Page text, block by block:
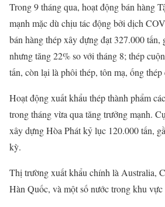
Trong 9 tháng qua, hoạt động bán hàng
mạnh mặc dù chịu tác động bởi dịch
bán hàng thép xây dựng đạt 327.000
nhưng tăng 22% so với tháng 8; thép
tấn, còn lại là phôi thép, tôn mạ, ống thép
Hoạt động xuất khẩu thép thành phẩm
trong tháng vừa qua tăng trưởng mạnh.
xây dựng Hòa Phát kỷ lục 120.000 tấn,
kỳ.
Thị trường xuất khẩu chính là Australia,
Hàn Quốc, và một số nước trong khu